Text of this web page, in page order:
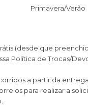
Primavera/Verão
(desde que
Política de Trocas/
a partir da
para realizar a